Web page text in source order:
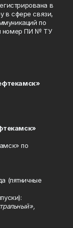
в
в сфере связи,
по
номер ПИ № ТУ
по
(пятничные